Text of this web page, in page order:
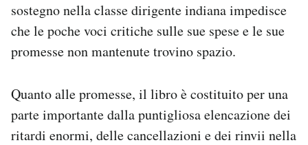
sostegno nella classe dirigente indiana impedisce
che le poche voci critiche sulle sue spese e le sue
promesse non mantenute trovino spazio.
Quanto alle promesse, il libro è costituito per una
parte importante dalla puntigliosa elencazione dei
ritardi enormi, delle cancellazioni e dei rinvii nella